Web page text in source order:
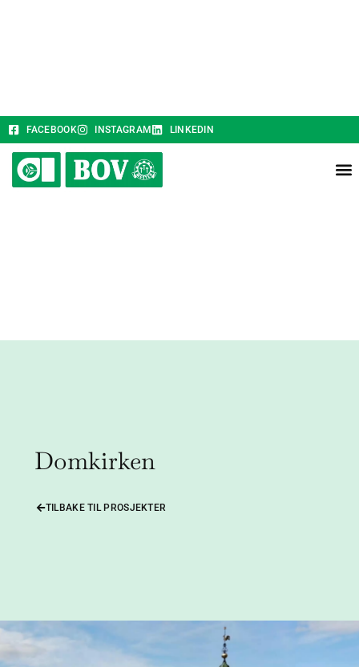
FACEBOOK INSTAGRAM LINKEDIN
Domkirken
TILBAKE TIL PROSJEKTER